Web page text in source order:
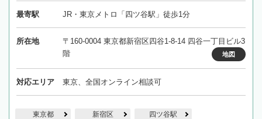
最寄駅 JR・東京メトロ「四ツ谷駅」徒歩1分
所在地
〒160-0004 東京都新宿区四谷1-8-14 四谷一丁目ビル3
階
地図
対応エリア 東京、全国オンライン相談可
東京都 新宿区 四ツ谷駅